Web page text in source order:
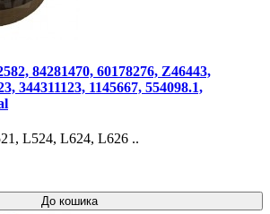
84281470, 60178276, Z46443,
344311123, 1145667, 554098.1,
L524, L624, L626 ..
До кошика